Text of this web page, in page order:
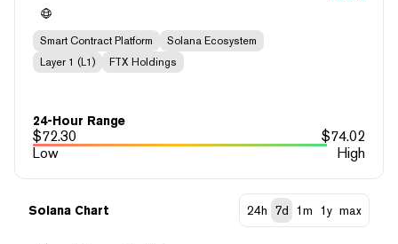
Smart Contract Platform
Solana Ecosystem
Layer 1 (L1)
FTX Holdings
24-Hour Range
$72.30 $74.02
Low
High
Solana Chart 24h 7d 1m 1y max